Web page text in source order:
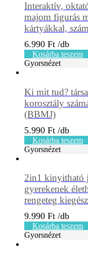
Interaktív,
majom figurás
kártyákkal,
6.990 Ft
Kosárba teszem
Gyorsnézet
Ki mit tud?
korosztály
(BBMJ)
5.990 Ft
Kosárba teszem
Gyorsnézet
2in1 kinyitható
gyerekenek
rengeteg
9.990 Ft
Kosárba teszem
Gyorsnézet